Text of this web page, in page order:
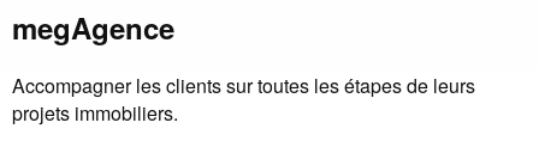
megAgence
Accompagner les clients sur toutes les étapes de leurs
projets immobiliers.